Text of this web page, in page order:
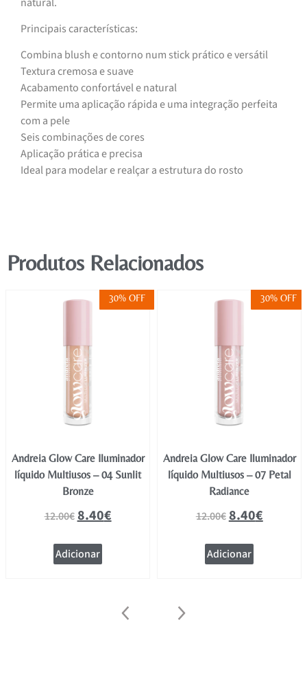
Principais características:
Combina blush e contorno num stick prático e versátil
Textura cremosa e suave
Acabamento confortável e natural
Permite uma aplicação rápida e uma integração perfeita
com a pele
Seis combinações de cores
Aplicação prática e precisa
Ideal para modelar e realçar a estrutura do rosto
Produtos Relacionados
30% OFF
Andreia Glow Care Iluminador
líquido Multiusos – 04 Sunlit
Bronze
12.00€8.40€
Adicionar
30% OFF
Andreia Glow Care Iluminador
líquido Multiusos – 07 Petal
Radiance
12.00€8.40€
Adicionar